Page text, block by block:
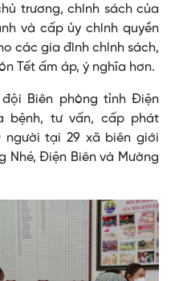
trương, chính sách của
và cấp ủy chính quyền
các gia đình chính sách,
Tết ấm áp, ý nghĩa hơn.
Biên phòng tỉnh Điện
bệnh, tư vấn, cấp phát
tại 29 xã biên giới
Nhé, Điện Biên và Mường